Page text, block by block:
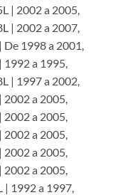
| 2002 a 2005,
| 2002 a 2007,
1998 a 2001,
1992 a 1995,
| 1997 a 2002,
2002 a 2005,
2002 a 2005,
2002 a 2005,
2002 a 2005,
2002 a 2005,
| 1992 a 1997,